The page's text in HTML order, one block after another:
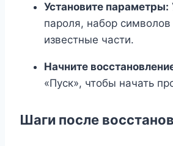
Установите параметры:
пароля, набор
известные части.
Начните
«Пуск», чтобы начать
Шаги после